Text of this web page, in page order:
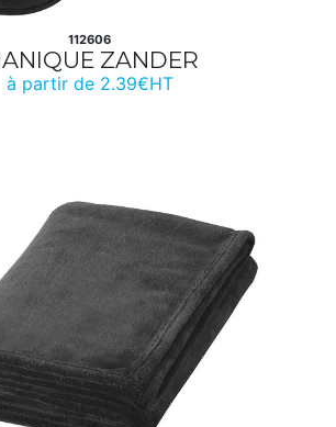
112606
ZANDER
à partir de 2.39€HT